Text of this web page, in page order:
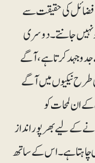
کی حقیقت سے
نہیں جانتے۔ دوسری
کرتا ہے، آگے
طرح نیکیوں میں آگے
ان لمحات کو
کے لیے بھرپور انداز
چاہتا ہے۔ اس کے ساتھ